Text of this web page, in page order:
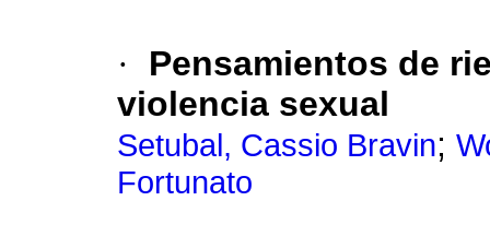
·
Pensamientos de
violencia sexual
Setubal, Cassio Bravin;
Fortunato